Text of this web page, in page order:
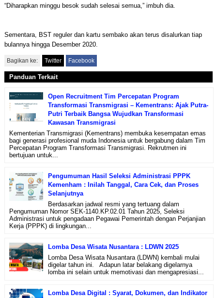
“Diharapkan minggu besok sudah selesai semua,” imbuh dia.
Sementara, BST reguler dan kartu sembako akan terus disalurkan tiap
bulannya hingga Desember 2020.
Bagikan ke: Twitter Facebook
Panduan Terkait
Open Recruitment Tim Percepatan Program
Transformasi Transmigrasi – Kementrans: Ajak Putra-
Putri Terbaik Bangsa Wujudkan Transformasi
Kawasan Transmigrasi
Kementerian Transmigrasi (Kementrans) membuka kesempatan emas
bagi generasi profesional muda Indonesia untuk bergabung dalam Tim
Percepatan Program Transformasi Transmigrasi. Rekrutmen ini
bertujuan untuk...
Pengumuman Hasil Seleksi Administrasi PPPK
Kemenham : Inilah Tanggal, Cara Cek, dan Proses
Selanjutnya
Berdasarkan jadwal resmi yang tertuang dalam
Pengumuman Nomor SEK-1140.KP.02.01 Tahun 2025, Seleksi
Administrasi untuk pengadaan Pegawai Pemerintah dengan Perjanjian
Kerja (PPPK) di lingkungan...
Lomba Desa Wisata Nusantara : LDWN 2025
Lomba Desa Wisata Nusantara (LDWN) kembali mulai
digelar tahun ini. Adapun latar belakang digelarnya
lomba ini selain untuk memotivasi dan mengapresiasi...
Lomba Desa Digital : Syarat, Dokumen, dan Indikator